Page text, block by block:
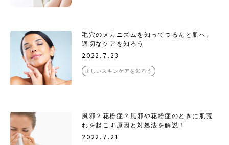
毛穴のメカニズムを知ってつるんと肌へ。
適切なケアを知ろう
2022.7.23
正しいスキンケアを知ろう
風邪？花粉症？風邪や花粉症のときに肌荒
れを起こす原因と対処法を解説！
2022.7.21